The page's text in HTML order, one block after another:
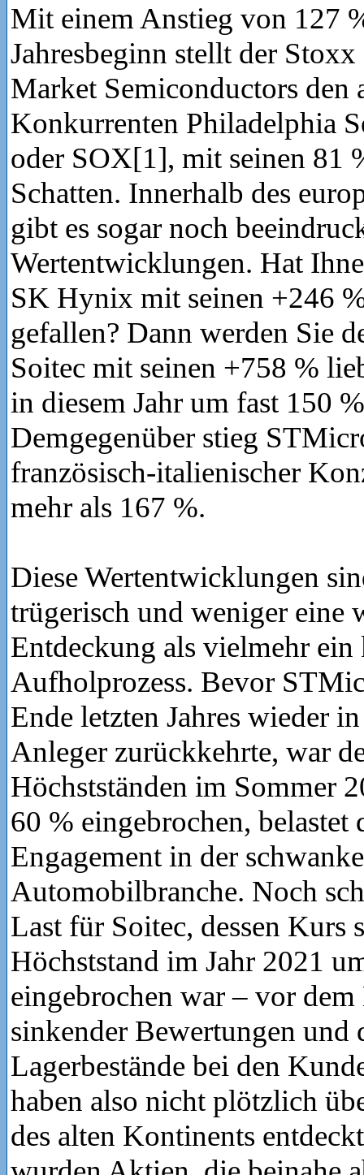
Mit einem Anstieg von 127
Jahresbeginn stellt der
Market Semiconductors den
Konkurrenten Philadelphia
oder SOX[1], mit seinen 81
Schatten. Innerhalb des
gibt es sogar noch
Wertentwicklungen. Hat
SK Hynix mit seinen +246
gefallen? Dann werden Sie
Soitec mit seinen +758 %
in diesem Jahr um fast 150
Demgegenüber stieg
französisch-italienischer
mehr als 167 %.
Diese Wertentwicklungen
trügerisch und weniger eine
Entdeckung als vielmehr
Aufholprozess. Bevor
Ende letzten Jahres wieder
Anleger zurückkehrte, war
Höchstständen im Sommer
60 % eingebrochen, belastet
Engagement in der
Automobilbranche. Noch
Last für Soitec, dessen Kurs
Höchststand im Jahr 2021
eingebrochen war – vor
sinkender Bewertungen und
Lagerbestände bei den
haben also nicht plötzlich
des alten Kontinents